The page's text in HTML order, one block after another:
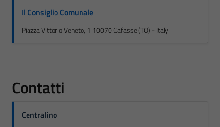
Il Consiglio Comunale
Piazza Vittorio Veneto, 1 10070 Cafasse (TO) - Italy
Contatti
Centralino